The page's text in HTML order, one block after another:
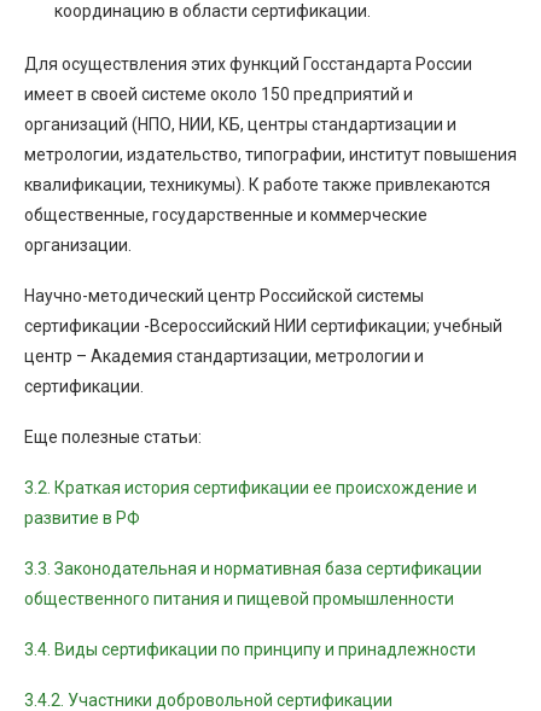
координацию в области сертификации.
Для осуществления этих функций Госстандарта России
имеет в своей системе около 150 предприятий и
организаций (НПО, НИИ, КБ, центры стандартизации и
метрологии, издательство, типографии, институт повышения
квалификации, техникумы). К работе также привлекаются
общественные, государственные и коммерческие
организации.
Научно-методический центр Российской системы
сертификации -Всероссийский НИИ сертификации; учебный
центр – Академия стандартизации, метрологии и
сертификации.
Еще полезные статьи:
3.2. Краткая история сертификации ее происхождение и
развитие в РФ
3.3. Законодательная и нормативная база сертификации
общественного питания и пищевой промышленности
3.4. Виды сертификации по принципу и принадлежности
3.4.2. Участники добровольной сертификации